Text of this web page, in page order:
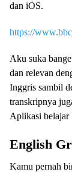
dan iOS.
https://
Aku suka
dan relevan
Inggris sambil
transkripnya
Aplikasi belajar
English
Kamu pernah